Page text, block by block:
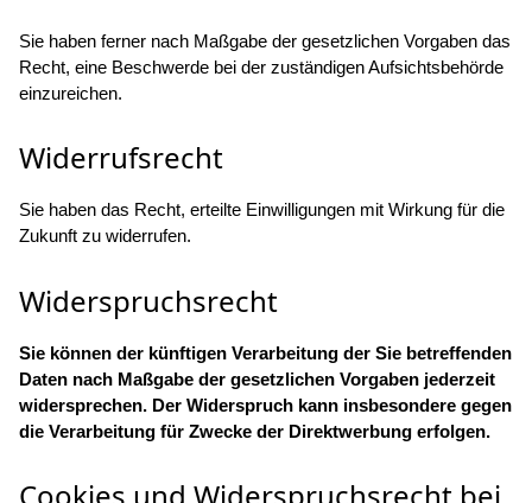
Sie haben ferner nach Maßgabe der gesetzlichen Vorgaben das
Recht, eine Beschwerde bei der zuständigen Aufsichtsbehörde
einzureichen.
Widerrufsrecht
Sie haben das Recht, erteilte Einwilligungen mit Wirkung für die
Zukunft zu widerrufen.
Widerspruchsrecht
Sie können der künftigen Verarbeitung der Sie betreffenden
Daten nach Maßgabe der gesetzlichen Vorgaben jederzeit
widersprechen. Der Widerspruch kann insbesondere gegen
die Verarbeitung für Zwecke der Direktwerbung erfolgen.
Cookies und Widerspruchsrecht bei